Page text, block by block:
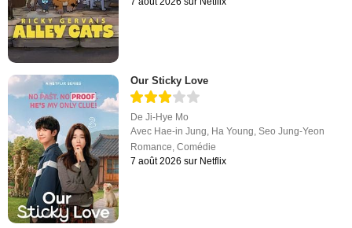
Our Sticky Love
DeJi-Hye Mo
Avec Hae-in Jung, Ha Young,Seo Jung-Yeon
Romance,Comédie
7 août 2026 sur Netflix